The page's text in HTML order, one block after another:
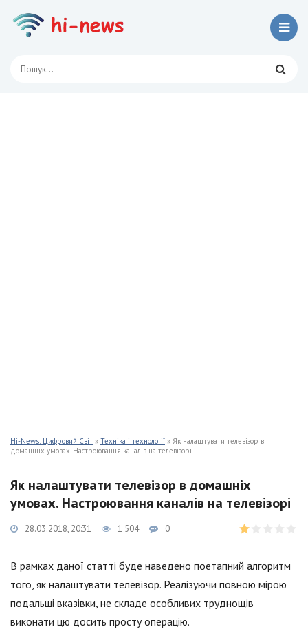
Hi-News: Цифровий Світ » Техніка і технології » Як налаштувати телевізор в
домашніх умовах. Настроювання каналів на телевізорі
Як налаштувати телевізор в домашніх
умовах. Настроювання каналів на телевізорі
28.03.2018, 20:31 1 504 0
В рамках даної статті буде наведено поетапний алгоритм
того, як налаштувати телевізор. Реалізуючи повною мірою
подальші вказівки, не складе особливих труднощів
виконати цю досить просту операцію.